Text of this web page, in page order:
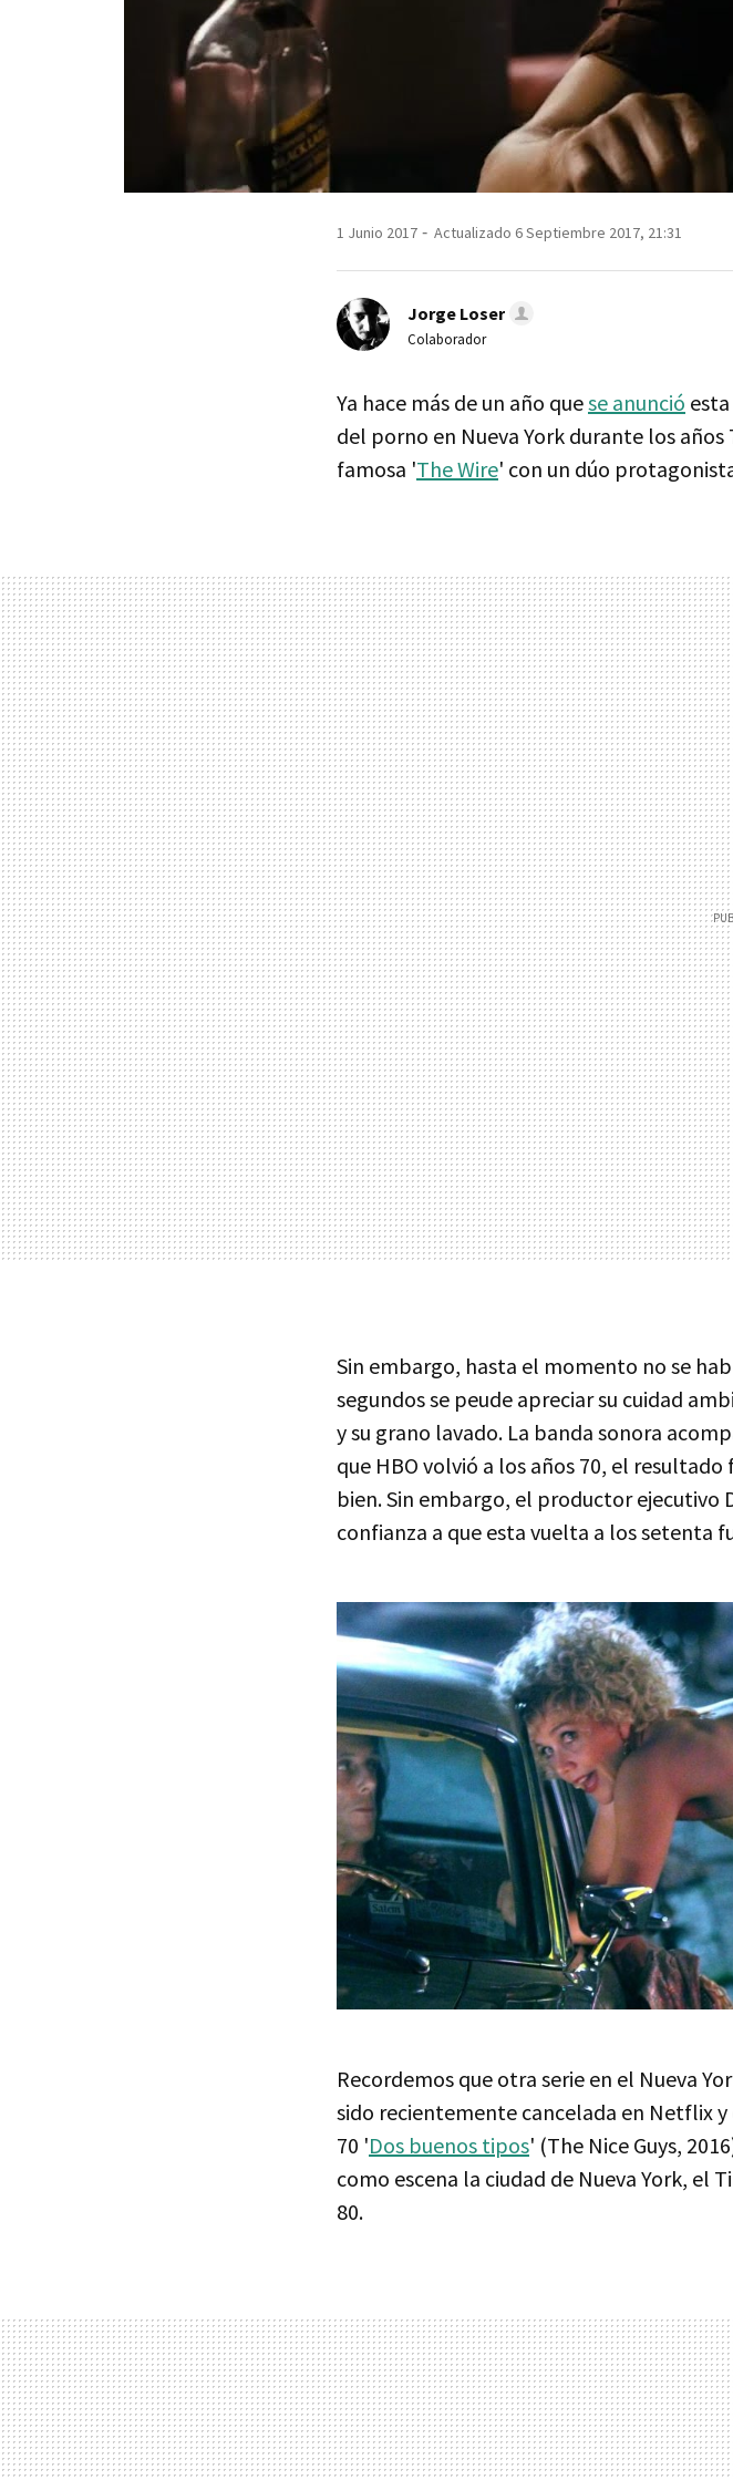
1 Junio 2017 Actualizado 6 Septiembre 2017, 21:31
Jorge Loser
Colaborador
Ya hace más de un año quese anunció
del porno en Nueva York durante los
famosa 'The Wire' con un dúo
Sin embargo, hasta el momento no se
segundos se peude apreciar su cuidad
y su grano lavado. La banda sonora
que HBO volvió a los años 70, el resultado
bien. Sin embargo, el productor ejecutivo
confianza a que esta vuelta a los setenta
Recordemos que otra serie en el Nueva
sido recientemente cancelada en Netflix
70 'Dos buenos tipos' (The Nice Guys,
como escena la ciudad de Nueva York, el
80.